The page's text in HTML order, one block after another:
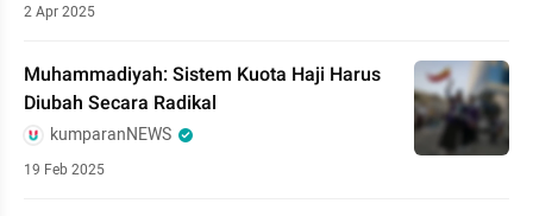
2 Apr 2025
Muhammadiyah: Sistem Kuota Haji Harus
Diubah Secara Radikal
kumparanNEWS
19 Feb 2025